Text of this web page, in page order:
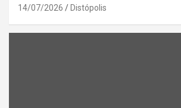
14/07/2026 Distópolis